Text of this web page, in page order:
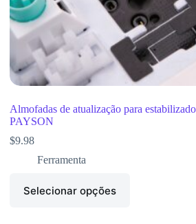
Almofadas de atualização para
PAYSON
$9.98
Ferramenta
Selecionar opções